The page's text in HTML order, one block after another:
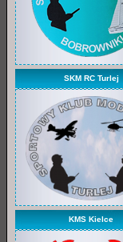
SKM RC Turlej
KMS Kielce